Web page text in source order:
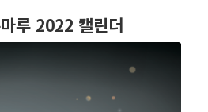
루 2022 캘린더